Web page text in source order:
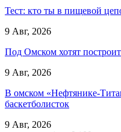
Тест: кто ты в пищевой
9 Авг, 2026
Под Омском хотят
9 Авг, 2026
В омском «Нефтянике-
баскетболисток
9 Авг, 2026